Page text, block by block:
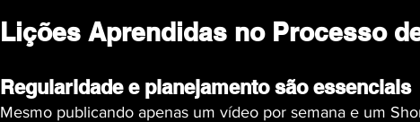
Lições Aprendidas no Processo
Regularidade e planejamento são essenciais
Mesmo publicando apenas um vídeo por semana e um